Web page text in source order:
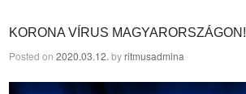
KORONA VÍRUS MAGYARORSZÁGON!
Posted on2020.03.12. byritmusadmina